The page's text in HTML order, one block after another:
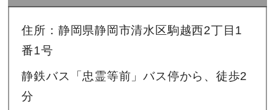
住所：静岡県静岡市清水区駒越西2丁目1
番1号
静鉄バス「忠霊等前」バス停から、徒歩2
分